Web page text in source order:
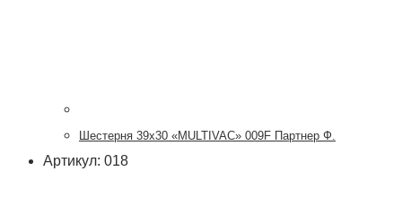
Шестерня 39х30 «MULTIVAC» 009F Партнер Ф.
Артикул: 018